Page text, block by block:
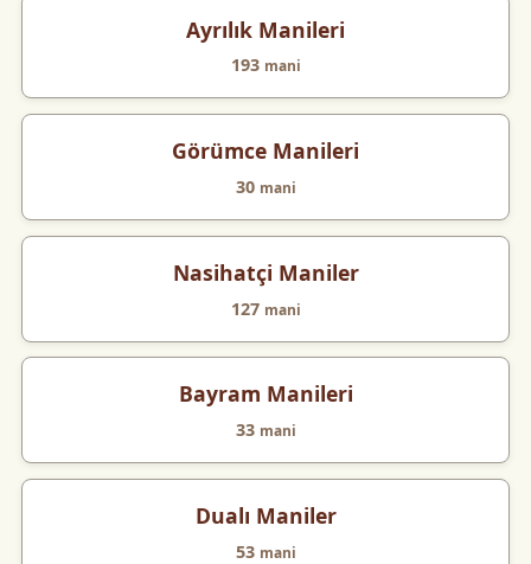
Ayrılık Manileri
193 mani
Görümce Manileri
30 mani
Nasihatçi Maniler
127 mani
Bayram Manileri
33 mani
Dualı Maniler
53 mani